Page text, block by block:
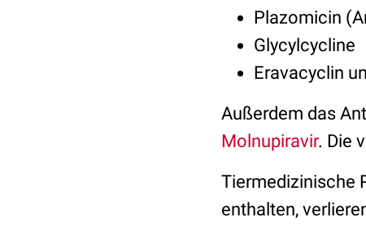
Plazomicin
Glycylcycline
Eravacyclin
Außerdem das
Molnupiravir. Die
Tiermedizinische
enthalten,